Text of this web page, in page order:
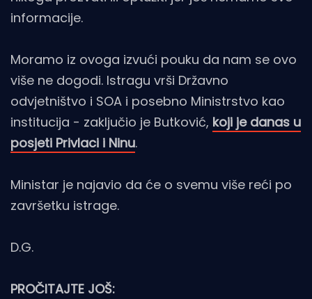
informacije.
Moramo iz ovoga izvući pouku da nam se ovo
više ne dogodi. Istragu vrši Državno
odvjetništvo i SOA i posebno Ministrstvo kao
institucija - zaključio je Butković, koji je danas u
posjeti Privlaci i Ninu.
Ministar je najavio da će o svemu više reći po
završetku istrage.
D.G.
PROČITAJTE JOŠ: